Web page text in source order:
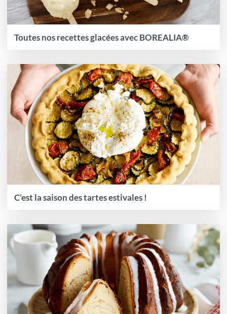
Toutes nos recettes glacées avec BOREALIA®
C’est la saison des tartes estivales !